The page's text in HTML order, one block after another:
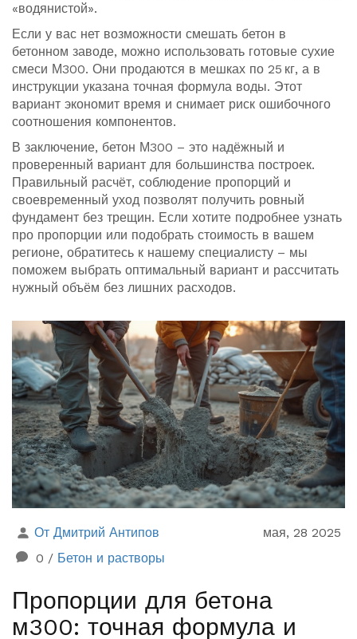
«водянистой».
Если у вас нет возможности смешать бетон в
бетонном заводе, можно использовать готовые сухие
смеси М300. Они продаются в мешках по 25 кг, а в
инструкции указана точная формула воды. Этот
вариант экономит время и снимает риск ошибочного
соотношения компонентов.
В заключение, бетон М300 – это надёжный и
проверенный вариант для большинства построек.
Правильный расчёт, соблюдение пропорций и
своевременный уход позволят получить ровный
фундамент без трещин. Если хотите подробнее узнать
про пропорции или подобрать стоимость в вашем
регионе, обратитесь к нашему специалисту – мы
поможем выбрать оптимальный вариант и рассчитать
нужный объём без лишних расходов.
От Дмитрий Антипов
мая, 28 2025
0 / Бетон и растворы
Пропорции для бетона
м300: точная формула и